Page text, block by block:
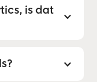
is dat